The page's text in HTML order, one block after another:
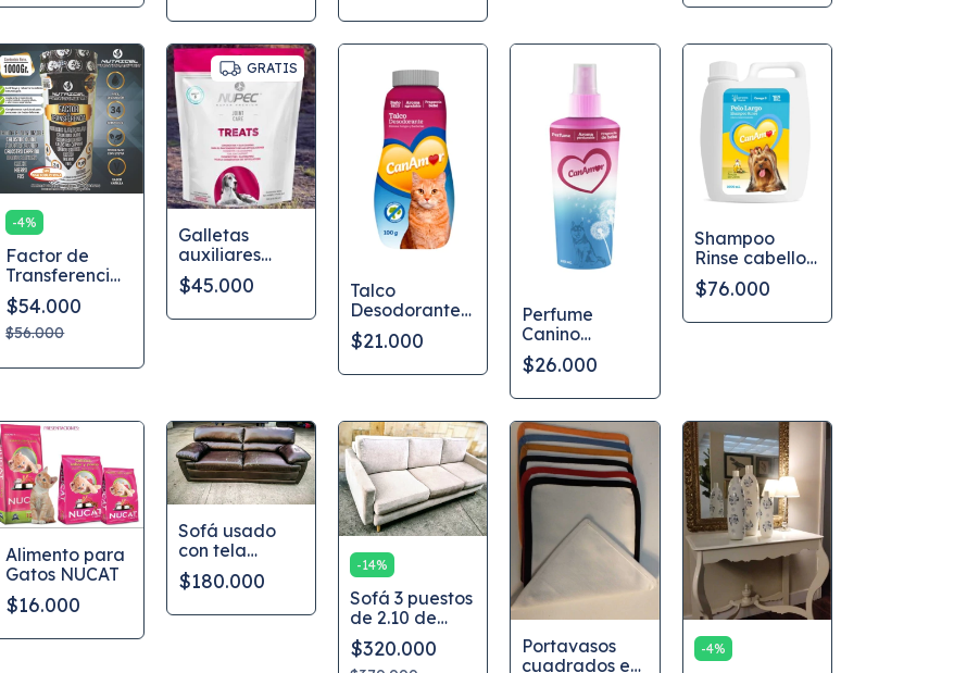
cabello y
articulaciones
-4%
Factor de
Transferencia,
suplemento en
polvo para
personas con
bajas
$54.000
$56.000
GRATIS
Galletas
auxiliares
para
fortalecer las
$45.000
Talco
Desodorante
Baño seco
para Gatos
$21.000
Perfume
Canino
CanAmor por
120 ml
$26.000
Shampoo
Rinse cabello
largo
CanAmor
1000ML
$76.000
Alimento para
Gatos NUCAT
$16.000
Sofá usado
con tela
imitación
cuero
$180.000
-14%
Sofá 3 puestos
de 2.10 de
largo en buen
estado
$320.000
Portavasos
cuadrados en
-4%